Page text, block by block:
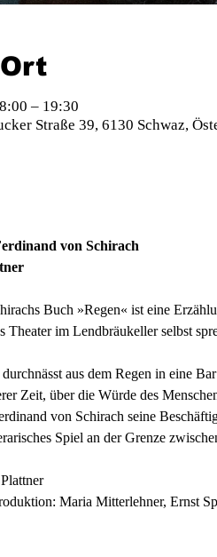
– 19:30
Straße 39, 6130 Schwaz,
von Schirach
Buch »Regen« ist eine
Theater im Lendbräukeller selbst
aus dem Regen in eine
Zeit, über die Würde des
von Schirach seine
Spiel an der Grenze
Maria Mitterlehner, Ernst